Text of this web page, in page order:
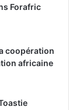
Forafric
coopération
africaine